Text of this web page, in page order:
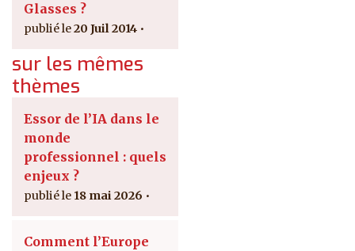
Glasses ?
20 Juil 2014
sur les mêmes
thèmes
Essor de l’IA dans le
monde
professionnel : quels
enjeux ?
18 mai 2026
Comment l’Europe